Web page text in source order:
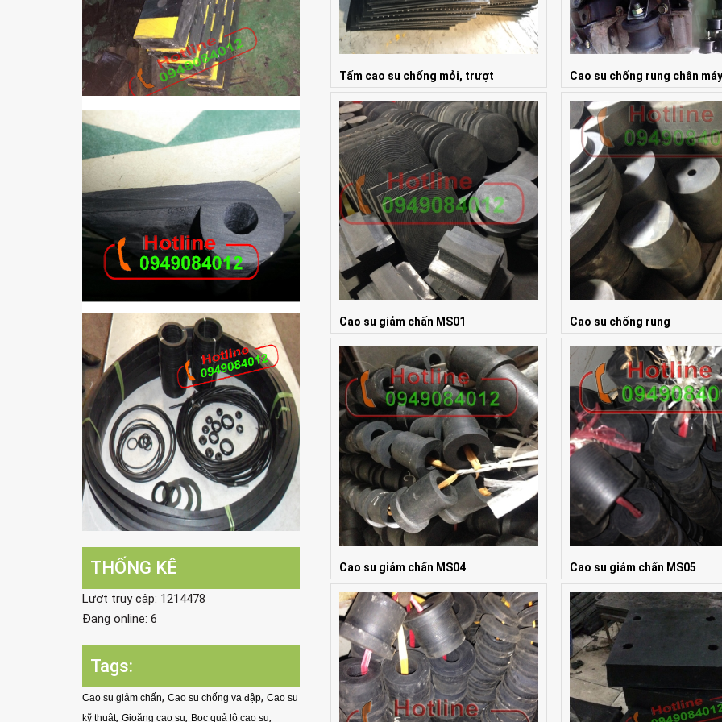
Tấm cao su chống mỏi, trượt
Giá: Liên hệ
Cao su chống rung chân máy
Giá: Liên hệ
Cao su giảm chấn MS01
Giá: Liên hệ
Cao su chống rung
Giá: Liên hệ
Cao su giảm chấn MS04
Giá: Liên hệ
Cao su giảm chấn MS05
Giá: Liên hệ
THỐNG KÊ
Lượt truy cập: 1214478
Đang online: 6
Tags:
Cao su giảm chấn, Cao su chống va đập, Cao su
kỹ thuật, Gioăng cao su, Bọc quả lô cao su,